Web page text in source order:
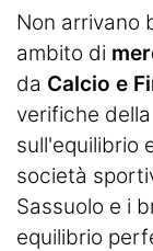
Non arrivano
ambito di
da Calcio e
verifiche
sull'equilibrio
società
Sassuolo e i
equilibrio